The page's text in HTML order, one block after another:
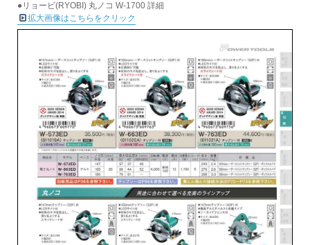
●リョービ(RYOBI) 丸ノコ W-1700 詳細
拡大画像はこちらをクリック